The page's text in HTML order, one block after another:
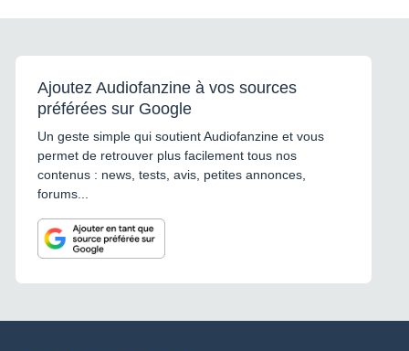
Ajoutez Audiofanzine à vos sources
préférées sur Google
Un geste simple qui soutient Audiofanzine et vous
permet de retrouver plus facilement tous nos
contenus : news, tests, avis, petites annonces,
forums...